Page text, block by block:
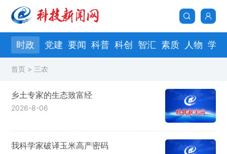
时政 党建 要闻 科普 科创 智汇 素质 人物 学会
首页 > 三农
乡土专家的生态致富经
2026-8-06
我科学家破译玉米高产密码